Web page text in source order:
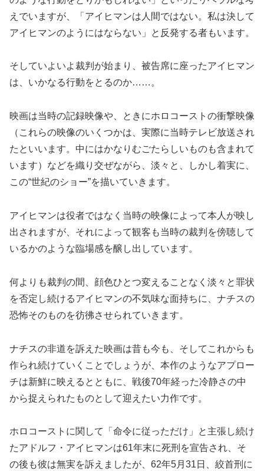
えでいますが、「アイヒマンは人間ではない。私は決して
アイヒマンのようにはならない」と反発する者もいます。
そしていよいよ裁判が始まり、被告席に座ったアイヒマン
は、いかなる行動をとるのか……。
映画は当時の記録映像や、ときにホロコーストの衝撃映像
（これらの映像のいくつかは、実際に当時テレビ放送され
たといいます。中にはかなりむごたらしいものも含まれて
います）などを織り交ぜながら、淡々と、しかし着実に、
この“世紀のショー”を描いていきます。
アイヒマンは役者ではなく当時の映像によって本人が映し
出されますが、それによって観客も当時の裁判を傍聴して
いるかのような臨場感を醸し出しています。
何よりも裁判の間、顔色ひとつ変えることなく淡々と罪状
を否定し続けるアイヒマンの不気味な面持ちに、ナチスの
恐怖そのものを彷彿させられていきます。
ナチスの非道を訴えた映画は昔も今も、そしてこれからも
作られ続けていくことでしょうが、本作のようなアプロー
チは新鮮に映えるとともに、戦後70年経った冷静さの中
から捉えられたものとして迎えたい力作です。
ホロコーストに関して「命令に従っただけ」と主張し続け
たアドルフ・アイヒマンは61年末に死刑を宣告され、そ
の後も彼は無実を訴えましたが、62年5月31日、絞首刑に